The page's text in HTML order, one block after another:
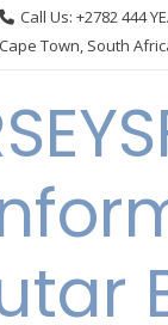
Call Us: +2782 444
Cape Town, South